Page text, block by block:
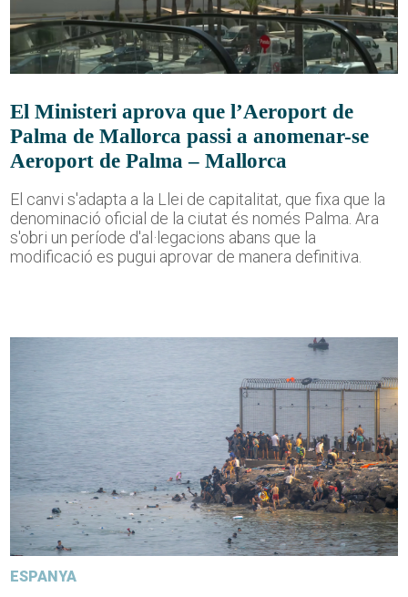
El Ministeri aprova que l’Aeroport de
Palma de Mallorca passi a anomenar-se
Aeroport de Palma – Mallorca
El canvi s'adapta a la Llei de capitalitat, que fixa que la
denominació oficial de la ciutat és només Palma. Ara
s'obri un període d'al·legacions abans que la
modificació es pugui aprovar de manera definitiva.
ESPANYA